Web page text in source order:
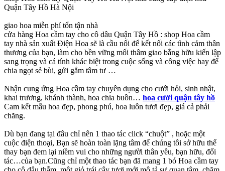
Quận Tây Hồ Hà Nội
giao hoa miễn phí tổn tận nhà
cửa hàng Hoa cầm tay cho cô dâu Quận Tây Hồ : shop Hoa cầm
tay nhà sản xuất Điện Hoa sẽ là cầu nối để kết nối các tình cảm thân
thương của bạn, làm cho bền vững mối thâm giao bằng hữu kiến lập
sang trọng và cá tính khác biệt trong cuộc sống và công việc hay để
chia ngọt sẻ bùi, gửi gắm tâm tư …
Nhận cung ứng Hoa cầm tay chuyên dụng cho cưới hỏi, sinh nhật,
khai trương, khánh thành, hoa chia buồn… hoa cưới quận tây hồ
Cam kết mẫu hoa đẹp, phong phú, hoa luôn tươi đẹp, giá cả phải
chăng.
Dù bạn đang tại đâu chỉ nên 1 thao tác click “chuột” , hoặc một
cuộc điện thoại, Bạn sẽ hoàn toàn lặng tâm để chúng tôi sở hữu thể
thay bạn đem lại niềm vui cho những người thân yêu, bạn hữu, đối
tác…của bạn.Cũng chỉ một thao tác bạn đã mang 1 bó Hoa cầm tay